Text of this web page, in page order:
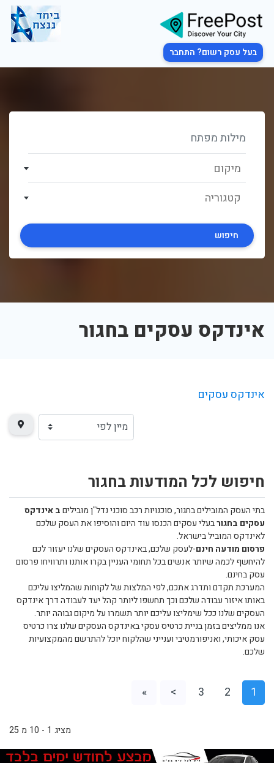
בעל עסק רשום? התחבר
מיקום
קטגוריה
חיפוש
אינדקס עסקים בחגור
אינדקס עסקים
חיפוש לכל המודעות בחגור
בתי העסק המובילים בחגור, סוכנויות רכב סוכני נדל"ן מוביליםב אינדקס
עסקים בחגורבעלי עסקים הכנסו עוד היום והוסיפו את העסק שלכם
לאינדקס המוביל בישראל.
פרסום מודעה חינם-לעסק שלכם, באינדקס העסקים שלנו יעזור לכם
להיחשף לכמה שיותר אנשים בכל תחומי העניין בקרו אותנו ותרוויחו פרסום
עסק בחינם.
המערכת תקדם ותדרג אתכם, לפי המלצות של לקוחות שהמליצו עליכם
באותו איזור עבודה שלכם וכך תחשפו ליותר קהל יעד לעבודה דרך אינדקס
העסקים שלנו ככל שימליצו עליכם יותר תשמרו על מיקום גבוהה יותר.
אנו ממליצים בזמן בניית כרטיס עסקי באינדקס העסקים שלנו צרו כרטיס
עסק איכותי, ואניפורמטיבי וענייני שהלקוח יוכל להתרשם מהמקצועיות
שלכם.
1
2
3
>
»
מציג 1 - 10 מ 25